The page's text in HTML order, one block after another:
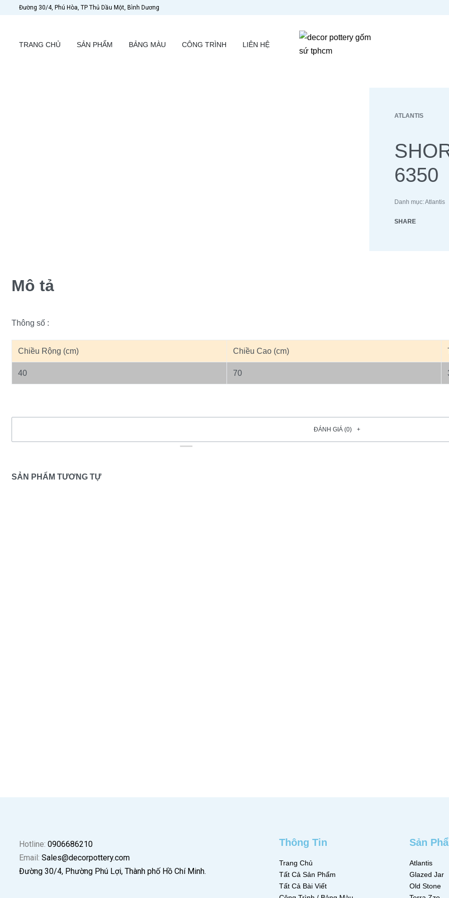
Đường 30/4, Phú Hòa, TP Thủ Dầu Một, Bình Dương
TRANG CHỦ SẢN PHẨM BẢNG MÀU CÔNG TRÌNH LIÊN HỆ
ATLANTIS
6350
Danh mục:Atlantis
SHARE
Mô tả
Thông số :
Chiều Rộng (cm) Chiều Cao (cm)
40 70
ĐÁNH GIÁ (0)
SẢN PHẨM TƯƠNG TỰ
Hotline: 0906686210
Email: Sales@decorpottery.com
Đường 30/4, Phường Phú Lợi, Thành phố Hồ Chí Minh.
Thông Tin
Trang Chủ
Tất Cả Sản Phẩm
Tất Cả Bài Viết
Sản
Atlantis
Glazed Jar
Old Stone